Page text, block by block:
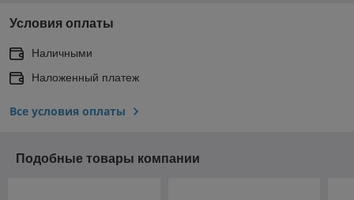
Условия оплаты
Наличными
Наложенный платеж
Все условия оплаты
Подобные товары компании